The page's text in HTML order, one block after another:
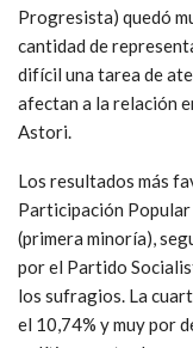
Progresista) quedó
cantidad de
difícil una tarea de
afectan a la relación
Astori.
Los resultados más
Participación
(primera minoría),
por el Partido
los sufragios. La
el 10,74% y muy por